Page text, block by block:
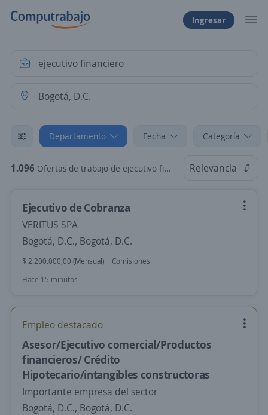
Ingresar
Departamento Fecha Categoría
1.096 Ofertas de trabajo de ejecutivo financiero en Bogotá, D.C., Bogotá, D.C. Relevancia
Ejecutivo de Cobranza
VERITUS SPA
Bogotá, D.C., Bogotá, D.C.
$ 2.200.000,00 (Mensual) + Comisiones
Hace 15 minutos
Empleo destacado
Asesor/Ejecutivo comercial/Productos
financieros/ Crédito
Hipotecario/intangibles constructoras
Importante empresa del sector
Bogotá, D.C., Bogotá, D.C.